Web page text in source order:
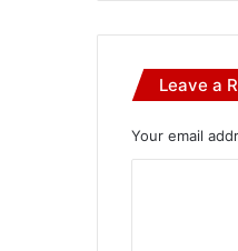
Leave a
Your email